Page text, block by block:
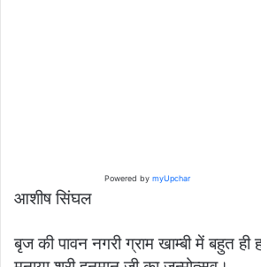
Powered bymyUpchar
आशीष सिंघल
बृज की पावन नगरी ग्राम खाम्बी में बहुत ही